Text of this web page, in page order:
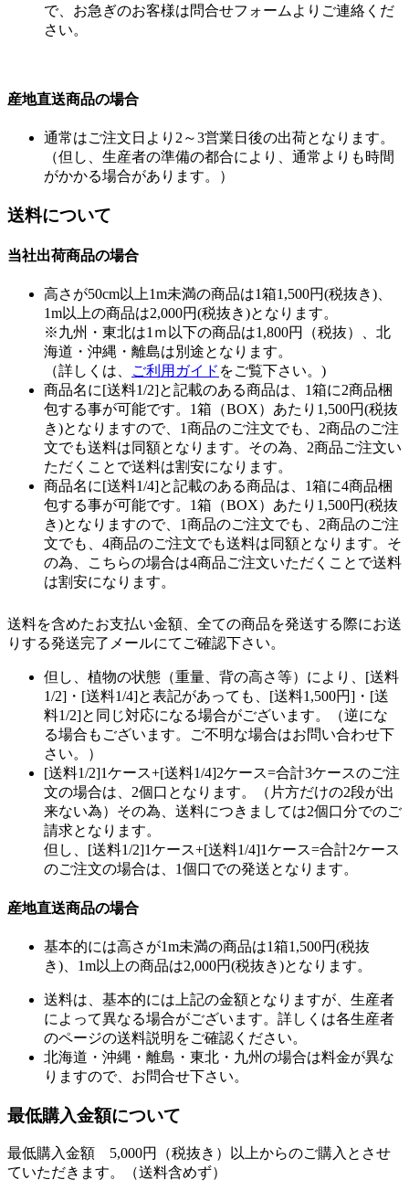
で、お急ぎのお客様は問合せフォームよりご連絡くだ
さい。
産地直送商品の場合
通常はご注文日より2～3営業日後の出荷となります。
（但し、生産者の準備の都合により、通常よりも時間
がかかる場合があります。）
送料について
当社出荷商品の場合
高さが50cm以上1m未満の商品は1箱1,500円(税抜き)、
1m以上の商品は2,000円(税抜き)となります。
※九州・東北は1ｍ以下の商品は1,800円（税抜）、北
海道・沖縄・離島は別途となります。
（詳しくは、
ご利用ガイド をご覧下さい。)
商品名に[送料1/2]と記載のある商品は、1箱に2商品梱
包する事が可能です。1箱（BOX）あたり1,500円(税抜
き)となりますので、1商品のご注文でも、2商品のご注
文でも送料は同額となります。その為、2商品ご注文い
ただくことで送料は割安になります。
商品名に[送料1/4]と記載のある商品は、1箱に4商品梱
包する事が可能です。1箱（BOX）あたり1,500円(税抜
き)となりますので、1商品のご注文でも、2商品のご注
文でも、4商品のご注文でも送料は同額となります。そ
の為、こちらの場合は4商品ご注文いただくことで送料
は割安になります。
送料を含めたお支払い金額、全ての商品を発送する際にお送
りする発送完了メールにてご確認下さい。
但し、植物の状態（重量、背の高さ等）により、[送料
1/2]・[送料1/4]と表記があっても、[送料1,500円]・[送
料1/2]と同じ対応になる場合がございます。（逆にな
る場合もございます。ご不明な場合はお問い合わせ下
さい。）
[送料1/2]1ケース+[送料1/4]2ケース=合計3ケースのご注
文の場合は、2個口となります。（片方だけの2段が出
来ない為）その為、送料につきましては2個口分でのご
請求となります。
但し、[送料1/2]1ケース+[送料1/4]1ケース=合計2ケース
のご注文の場合は、1個口での発送となります。
産地直送商品の場合
基本的には高さが1m未満の商品は1箱1,500円(税抜
き)、1m以上の商品は2,000円(税抜き)となります。
送料は、基本的には上記の金額となりますが、生産者
によって異なる場合がございます。詳しくは各生産者
のページの送料説明をご確認ください。
北海道・沖縄・離島・東北・九州の場合は料金が異な
りますので、お問合せ下さい。
最低購入金額について
最低購入金額 5,000円（税抜き）以上からのご購入とさせ
ていただきます。（送料含めず）